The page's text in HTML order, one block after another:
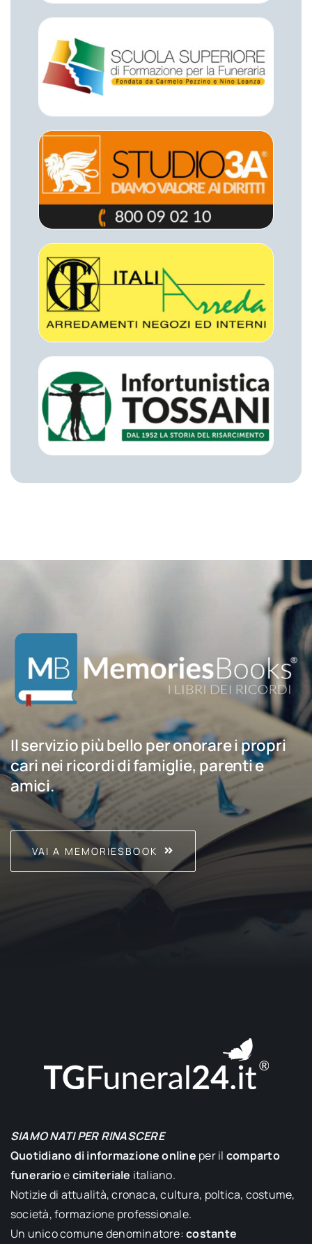
Il servizio più bello per onorare i propri
cari nei ricordi di famiglie, parenti e
amici.
VAI A MEMORIESBOOK
SIAMO NATI PER RINASCERE
Quotidiano di informazione online per il comparto
funerarioecimiteriale italiano.
Notizie di attualità, cronaca, cultura, poltica, costume,
società, formazione professionale.
Un unico comune denominatore:costante